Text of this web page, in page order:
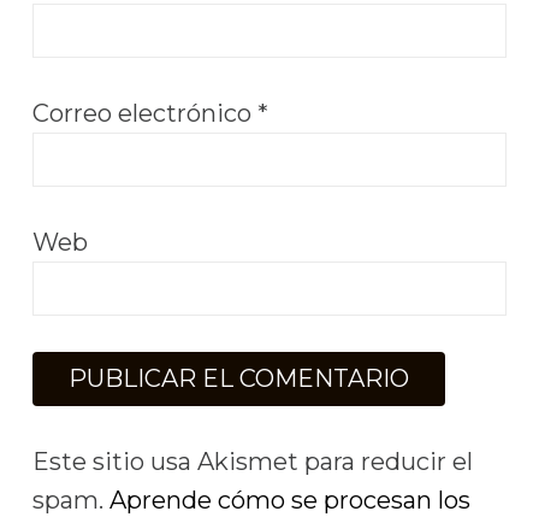
Correo electrónico *
Web
Este sitio usa Akismet para reducir el
spam. Aprende cómo se procesan los